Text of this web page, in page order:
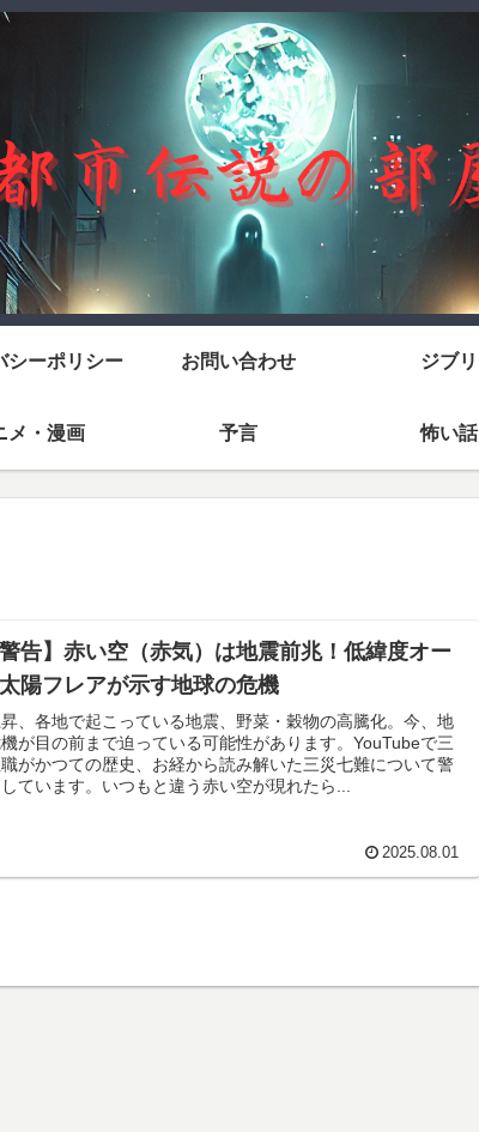
シーポリシー お問い合わせ ジブリ
メ・漫画 予言 怖い話
警告】赤い空（赤気）は地震前兆！低緯度オー
陽フレアが示す地球の危機
、各地で起こっている地震、野菜・穀物の高騰化。今、地
が目の前まで迫っている可能性があります。YouTubeで三
がかつての歴史、お経から読み解いた三災七難について警
ています。いつもと違う赤い空が現れたら...
2025.08.01